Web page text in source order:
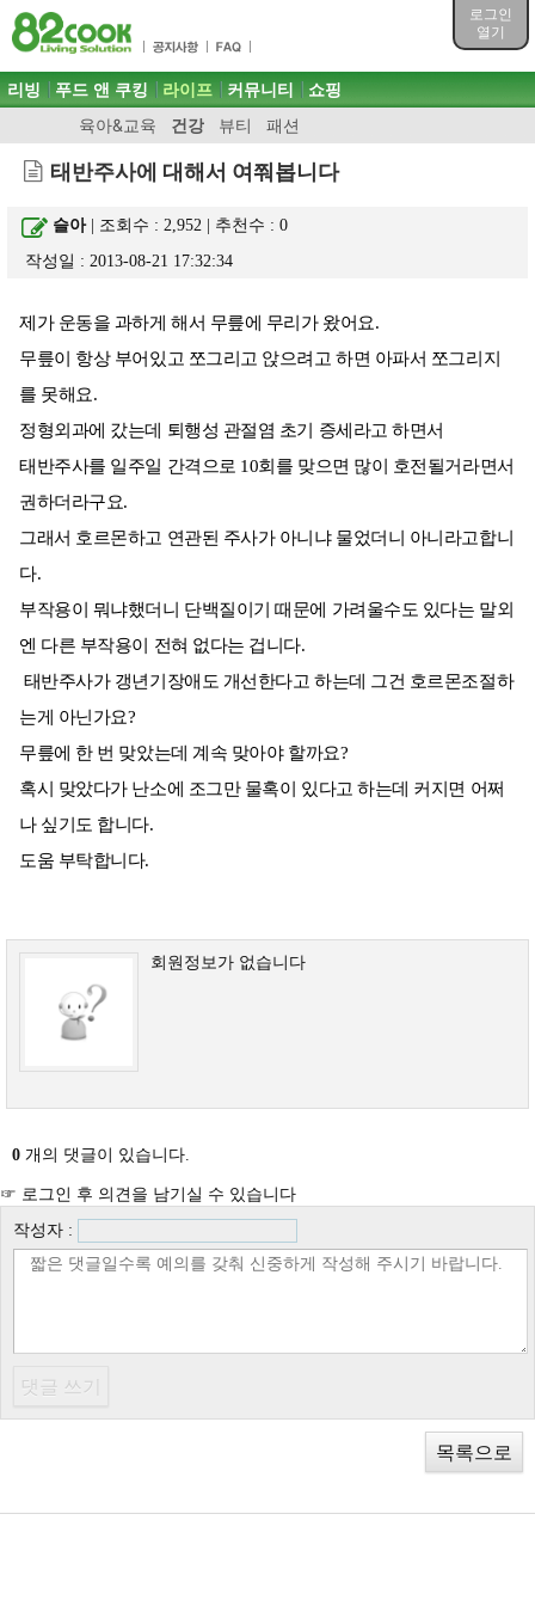
로그인
열기
목차
주메뉴 바로가기
컨텐츠 바로가기
검색 바로가기
로그인 바로가기
주메뉴
리빙 푸드 앤 쿠킹 라이프
육아&교육 건강 뷰티 패션
커뮤니티 쇼핑
태반주사에 대해서 여쭤봅니다
슬아| 조회수 : 2,952 | 추천수 :0
작성일 : 2013-08-21 17:32:34
제가 운동을 과하게 해서 무릎에 무리가 왔어요.
무릎이 항상 부어있고 쪼그리고 앉으려고 하면 아파서 쪼그리지
를 못해요.
정형외과에 갔는데 퇴행성 관절염 초기 증세라고 하면서
태반주사를 일주일 간격으로 10회를 맞으면 많이 호전될거라면서
권하더라구요.
그래서 호르몬하고 연관된 주사가 아니냐 물었더니 아니라고합니
다.
부작용이 뭐냐했더니 단백질이기 때문에 가려울수도 있다는 말외
엔 다른 부작용이 전혀 없다는 겁니다.
태반주사가 갱년기장애도 개선한다고 하는데 그건 호르몬조절하
는게 아닌가요?
무릎에 한 번 맞았는데 계속 맞아야 할까요?
혹시 맞았다가 난소에 조그만 물혹이 있다고 하는데 커지면 어쩌
나 싶기도 합니다.
도움 부탁합니다.
회원정보가 없습니다
0 개의 댓글이 있습니다.
☞ 로그인 후 의견을 남기실 수 있습니다
작성자 :
목록으로